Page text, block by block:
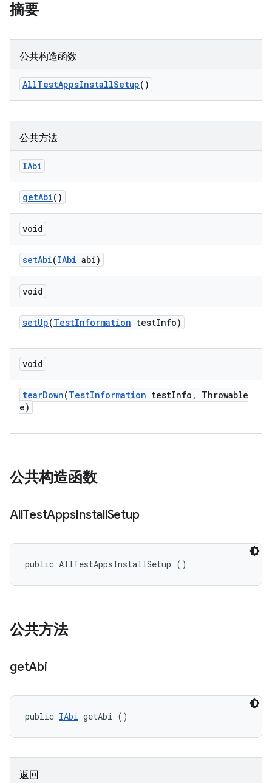
摘要
公共构造函数
AllTestAppsInstallSetup()
公共方法
IAbi
getAbi()
void
setAbi(IAbi abi)
void
setUp(TestInformation testInfo)
void
tearDown(TestInformation testInfo ,
Throwable
e)
公共构造函数
AllTestAppsInstallSetup
public AllTestAppsInstallSetup ()
公共方法
getAbi
public IAbi getAbi ()
返回